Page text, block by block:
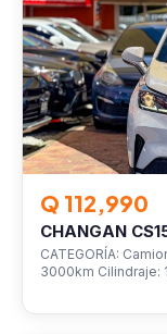
Q 112,990
CHANGAN
CATEGORÍA:
3000km Cilindraje: